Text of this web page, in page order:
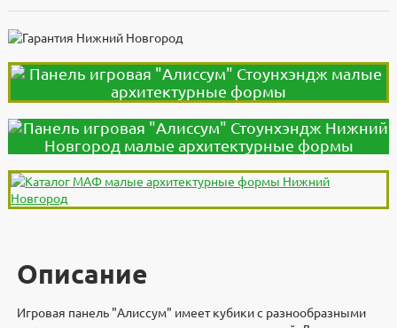
Описание
Игровая панель "Алиссум" имеет кубики с разнообразными